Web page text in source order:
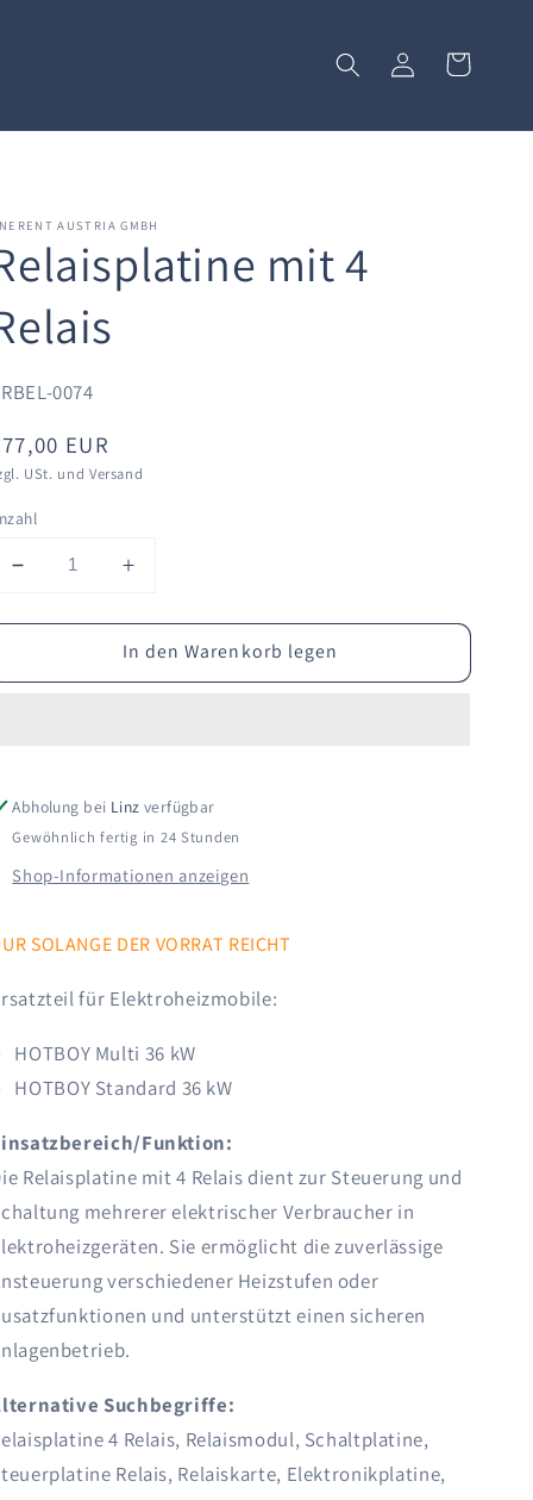
EinloggenWarenkorb
AUSTRIA GMBH
mit 4
0074
EUR
USt. und Versand
Verringern
die
für
Erhöhen
die
Menge
für
In den Warenkorb legen
Abholung bei Linz verfügbar
Gewöhnlich fertig in 24 Stunden
Shop-Informationen anzeigen
SOLANGE DER VORRAT REICHT
für Elektroheizmobile:
HOTBOY Multi 36 kW
HOTBOY Standard 36 kW
Funktion:
Relaisplatine mit 4 Relais dient zur Steuerung und
mehrerer elektrischer Verbraucher in
Sie ermöglicht die zuverlässige
verschiedener Heizstufen oder
und unterstützt einen sicheren
Suchbegriffe:
4 Relais, Relaismodul, Schaltplatine,
Relais, Relaiskarte, Elektronikplatine,